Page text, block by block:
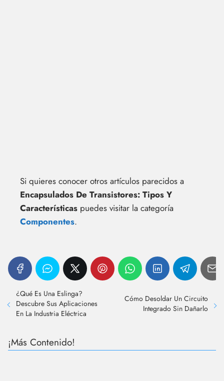
Si quieres conocer otros artículos parecidos a
Encapsulados De Transistores: Tipos Y
Características puedes visitar la categoría
Componentes.
¿Qué Es Una Eslinga?
Descubre Sus Aplicaciones
En La Industria Eléctrica
Cómo Desoldar Un Circuito
Integrado Sin Dañarlo
¡Más Contenido!